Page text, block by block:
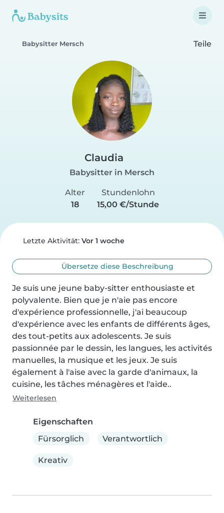
Babysitter Mersch Teile
Claudia
Babysitter in Mersch
Alter
18
Stundenlohn
15,00 €/Stunde
Letzte Aktivität: Vor 1 woche
Übersetze diese Beschreibung
Je suis une jeune baby-sitter enthousiaste et
polyvalente. Bien que je n'aie pas encore
d'expérience professionnelle, j'ai beaucoup
d'expérience avec les enfants de différents âges,
des tout-petits aux adolescents. Je suis
passionnée par le dessin, les langues, les activités
manuelles, la musique et les jeux. Je suis
également à l'aise avec la garde d'animaux, la
cuisine, les tâches ménagères et l'aide..
Weiterlesen
Eigenschaften
Fürsorglich
Verantwortlich
Kreativ